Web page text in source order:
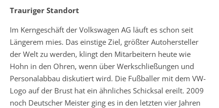
Trauriger Standort
Im Kerngeschäft der Volkswagen AG läuft es schon seit
Längerem mies. Das einstige Ziel, größter Autohersteller
der Welt zu werden, klingt den Mitarbeitern heute wie
Hohn in den Ohren, wenn über Werkschließungen und
Personalabbau diskutiert wird. Die Fußballer mit dem VW-
Logo auf der Brust hat ein ähnliches Schicksal ereilt. 2009
noch Deutscher Meister ging es in den letzten vier Jahren